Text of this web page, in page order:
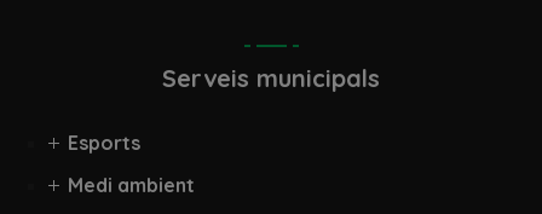
Serveis municipals
Esports
Medi ambient